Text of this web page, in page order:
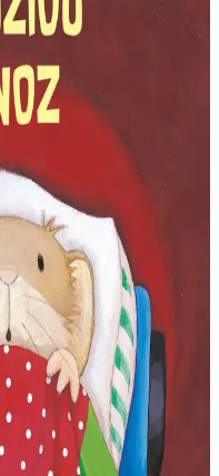
re yaouank
du bruit ! Il voudrait bien